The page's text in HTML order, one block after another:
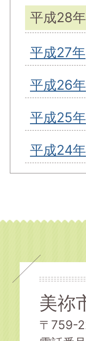
平成28年
平成27年
平成26年
平成25年
平成24年
美祢
〒759-